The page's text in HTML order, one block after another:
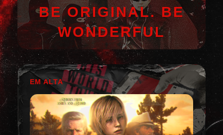
BE ORIGINAL. BE
WONDERFUL
EM ALTA